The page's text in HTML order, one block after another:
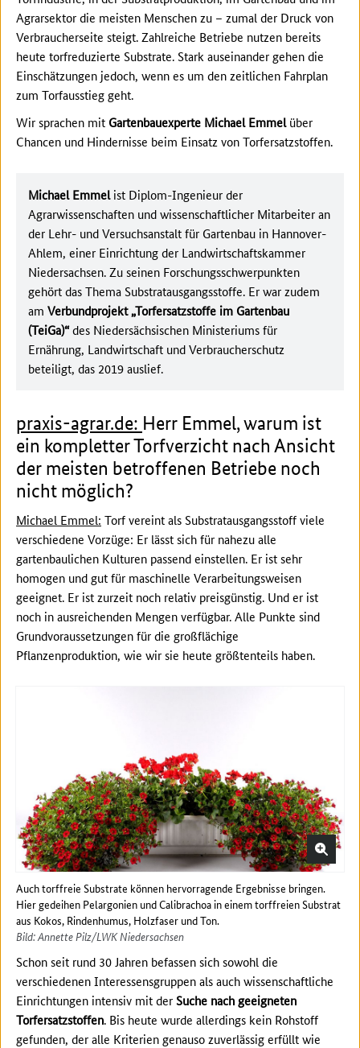
Agrarsektor die meisten Menschen zu – zumal der Druck von
Verbraucherseite steigt. Zahlreiche Betriebe nutzen bereits
heute torfreduzierte Substrate. Stark auseinander gehen die
Einschätzungen jedoch, wenn es um den zeitlichen Fahrplan
zum Torfausstieg geht.
Wir sprachen mit Gartenbauexperte Michael Emmelüber
Chancen und Hindernisse beim Einsatz von Torfersatzstoffen.
Michael Emmelist Diplom-Ingenieur der
Agrarwissenschaften und wissenschaftlicher Mitarbeiter an
der Lehr- und Versuchsanstalt für Gartenbau in Hannover-
Ahlem, einer Einrichtung der Landwirtschaftskammer
Niedersachsen. Zu seinen Forschungsschwerpunkten
gehört das Thema Substratausgangsstoffe. Er war zudem
am Verbundprojekt „Torfersatzstoffe im Gartenbau
(TeiGa)“des Niedersächsischen Ministeriums für
Ernährung, Landwirtschaft und Verbraucherschutz
beteiligt, das 2019 auslief.
praxis-agrar.de: Herr Emmel, warum ist
ein kompletter Torfverzicht nach Ansicht
der meisten betroffenen Betriebe noch
nicht möglich?
Michael Emmel: Torf vereint als Substratausgangsstoff viele
verschiedene Vorzüge: Er lässt sich für nahezu alle
gartenbaulichen Kulturen passend einstellen. Er ist sehr
homogen und gut für maschinelle Verarbeitungsweisen
geeignet. Er ist zurzeit noch relativ preisgünstig. Und er ist
noch in ausreichenden Mengen verfügbar. Alle Punkte sind
Grundvoraussetzungen für die großflächige
Pflanzenproduktion, wie wir sie heute größtenteils haben.
Auch torffreie Substrate können hervorragende Ergebnisse bringen.
Hier gedeihen Pelargonien und Calibrachoa in einem torffreien Substrat
aus Kokos, Rindenhumus, Holzfaser und Ton.
Bild: Annette Pilz/LWK Niedersachsen
Schon seit rund 30 Jahren befassen sich sowohl die
verschiedenen Interessensgruppen als auch wissenschaftliche
Einrichtungen intensiv mit derSuche nach geeigneten
Torfersatzstoffen. Bis heute wurde allerdings kein Rohstoff
gefunden, der alle Kriterien genauso zuverlässig erfüllt wie